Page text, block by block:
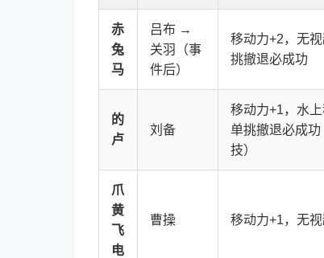
赤
兔
马
吕布 →
关羽（事
件后）
移动力+2，无
挑撤退必成功
的
卢
刘备
移动力+1，水上
单挑撤退必成功
技）
爪
黄
飞
电
曹操 移动力+1，无